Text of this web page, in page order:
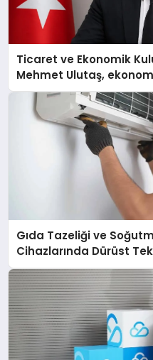
Ticaret ve Ekonomik
Mehmet Ulutaş,
açıklamada şunları
Gıda Tazeliği ve
Cihazlarında Dürüst